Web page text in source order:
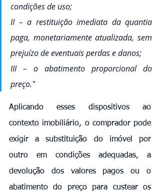
condições de uso;
II – a restituição imediata da quantia
paga, monetariamente atualizada, sem
prejuízo de eventuais perdas e danos;
III – o abatimento proporcional do
preço."
Aplicando esses dispositivos ao
contexto imobiliário, o comprador pode
exigir a substituição do imóvel por
outro em condições adequadas, a
devolução dos valores pagos ou o
abatimento do preço para custear os